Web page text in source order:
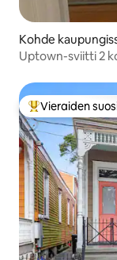
Kohde
Uptown-sviitti 2
Vieraiden
Vieraiden